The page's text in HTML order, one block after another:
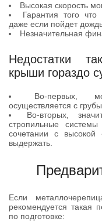
Высокая скорость
Гарантия того
даже если пойдет
Незначительная
Недостатки
крыши гораздо
Во-первых,
осуществляется с
Во-вторых,
стропильные
сочетании с высокой
выдержать.
Если
рекомендуется такая
по подготовке: